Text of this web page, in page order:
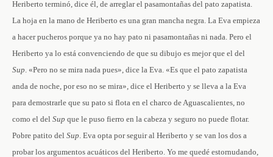
Heriberto terminó, dice él, de arreglar el pasamontañas del pato zapatista.
La hoja en la mano de Heriberto es una gran mancha negra. La Eva empieza
a hacer pucheros porque ya no hay pato ni pasamontañas ni nada. Pero el
Heriberto ya lo está convenciendo de que su dibujo es mejor que el del
Sup. «Pero no se mira nada pues», dice la Eva. «Es que el pato zapatista
anda de noche, por eso no se mira», dice el Heriberto y se lleva a la Eva
para demostrarle que su pato si flota en el charco de Aguascalientes, no
como el del Sup que le puso fierro en la cabeza y seguro no puede flotar.
Pobre patito del Sup. Eva opta por seguir al Heriberto y se van los dos a
probar los argumentos acuáticos del Heriberto. Yo me quedé estornudando,